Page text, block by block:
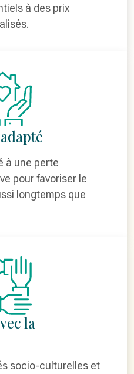
à des prix
à une perte
pour favoriser le
longtemps que
la
socio-culturelles et